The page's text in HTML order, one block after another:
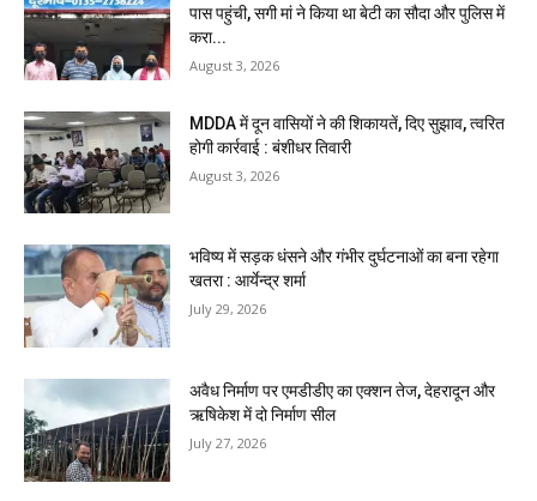
पास पहुंची, सगी मां ने किया था बेटी का सौदा और पुलिस में
करा...
August 3, 2026
MDDA में दून वासियों ने की शिकायतें, दिए सुझाव, त्वरित
होगी कार्रवाई : बंशीधर तिवारी
August 3, 2026
भविष्य में सड़क धंसने और गंभीर दुर्घटनाओं का बना रहेगा
खतरा : आर्येन्द्र शर्मा
July 29, 2026
अवैध निर्माण पर एमडीडीए का एक्शन तेज, देहरादून और
ऋषिकेश में दो निर्माण सील
July 27, 2026